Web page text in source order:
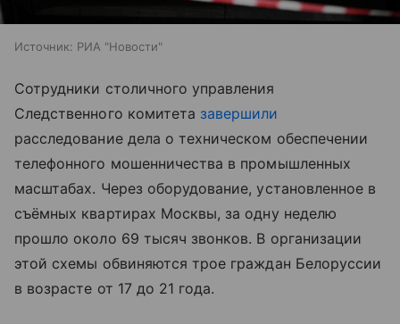
Источник: РИА "Новости"
Сотрудники столичного управления
Следственного комитета завершили
расследование дела о техническом обеспечении
телефонного мошенничества в промышленных
масштабах. Через оборудование, установленное в
съёмных квартирах Москвы, за одну неделю
прошло около 69 тысяч звонков. В организации
этой схемы обвиняются трое граждан Белоруссии
в возрасте от 17 до 21 года.